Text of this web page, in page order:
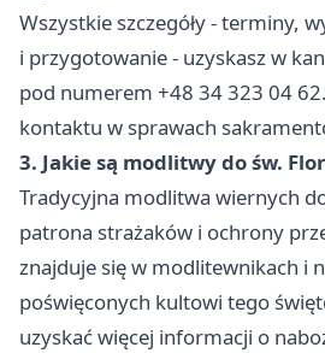
Wszystkie szczegóły - terminy,
i przygotowanie - uzyskasz w
pod numerem +48 34 323 04
kontaktu w sprawach
3. Jakie są modlitwy do św.
Tradycyjna modlitwa wiernych
patrona strażaków i ochrony
znajduje się w modlitewnikach i
poświęconych kultowi tego
uzyskać więcej informacji o